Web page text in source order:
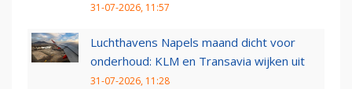
31-07-2026, 11:57
Luchthavens Napels maand dicht voor
onderhoud: KLM en Transavia wijken uit
31-07-2026, 11:28